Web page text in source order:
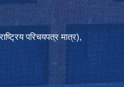
परिचयपत्र मात्र),